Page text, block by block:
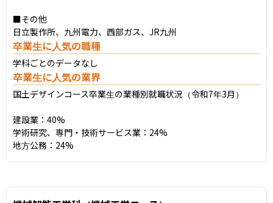
■その他
日立製作所、九州電力、西部ガス、JR九州
卒業生に人気の職種
学科ごとのデータなし
卒業生に人気の業界
国土デザインコース卒業生の業種別就職状況（令和7年3月）
建設業：40%
学術研究、専門・技術サービス業：24%
地方公務：24%